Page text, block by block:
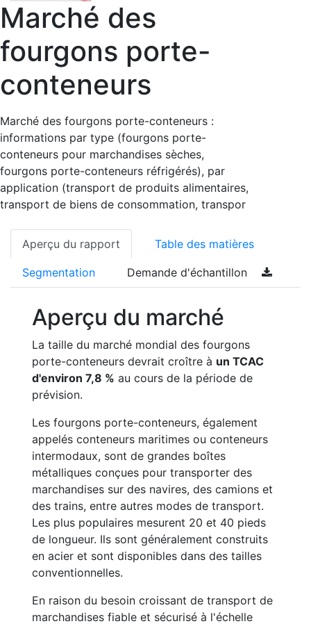
Marché des
fourgons porte-
conteneurs
Marché des fourgons porte-conteneurs :
informations par type (fourgons porte-
conteneurs pour marchandises sèches,
fourgons porte-conteneurs réfrigérés), par
application (transport de produits alimentaires,
transport de biens de consommation, transpor
Aperçu du rapport Table des matières
Segmentation Demande d'échantillon
Aperçu du marché
La taille du marché mondial des fourgons
porte-conteneurs devrait croître à un TCAC
d'environ 7,8 % au cours de la période de
prévision.
Les fourgons porte-conteneurs, également
appelés conteneurs maritimes ou conteneurs
intermodaux, sont de grandes boîtes
métalliques conçues pour transporter des
marchandises sur des navires, des camions et
des trains, entre autres modes de transport.
Les plus populaires mesurent 20 et 40 pieds
de longueur. Ils sont généralement construits
en acier et sont disponibles dans des tailles
conventionnelles.
En raison du besoin croissant de transport de
marchandises fiable et sécurisé à l'échelle